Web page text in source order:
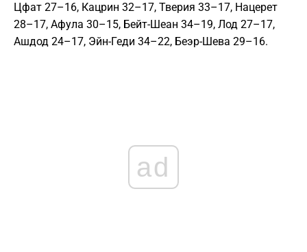
Цфат 27–16, Кацрин 32–17, Тверия 33–17, Нацерет
28–17, Афула 30–15, Бейт-Шеан 34–19, Лод 27–17,
Ашдод 24–17, Эйн-Геди 34–22, Беэр-Шева 29–16.
ad